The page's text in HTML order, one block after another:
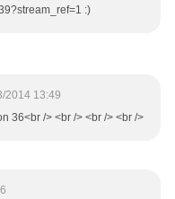
:)
2014 13:49
36<br /> <br /> <br /> <br />